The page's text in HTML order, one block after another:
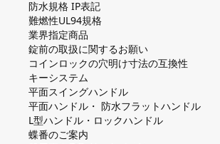
防⽔規格 IP表記
難燃性UL94規格
業界指定商品
錠前の取扱に関するお願い
コインロックの⽳明け⼨法の互換性
キーシステム
平⾯スイングハンドル
平⾯ハンドル・ 防⽔フラットハンドル
L型ハンドル・ロックハンドル
蝶番のご案内